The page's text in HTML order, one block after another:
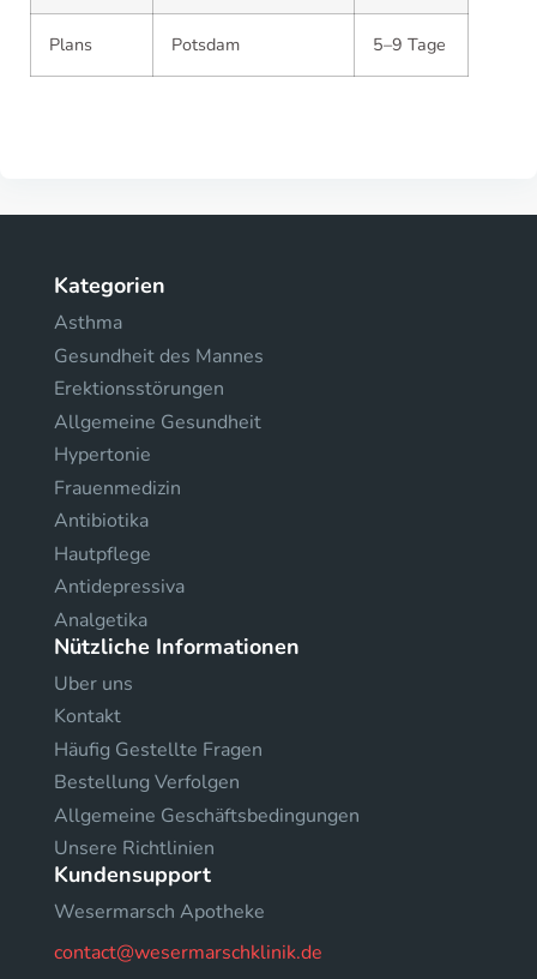
Plans Potsdam 5–9 Tage
Kategorien
Asthma
Gesundheit des Mannes
Erektionsstörungen
Allgemeine Gesundheit
Hypertonie
Frauenmedizin
Antibiotika
Hautpflege
Antidepressiva
Analgetika
Nützliche Informationen
Uber uns
Kontakt
Häufig Gestellte Fragen
Bestellung Verfolgen
Allgemeine Geschäftsbedingungen
Unsere Richtlinien
Kundensupport
Wesermarsch Apotheke
contact@wesermarschklinik.de